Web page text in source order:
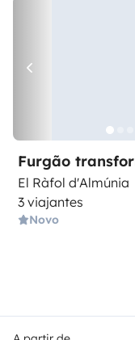
Furgão
El Ràfol d'Almúnia
3 viajantes
Novo